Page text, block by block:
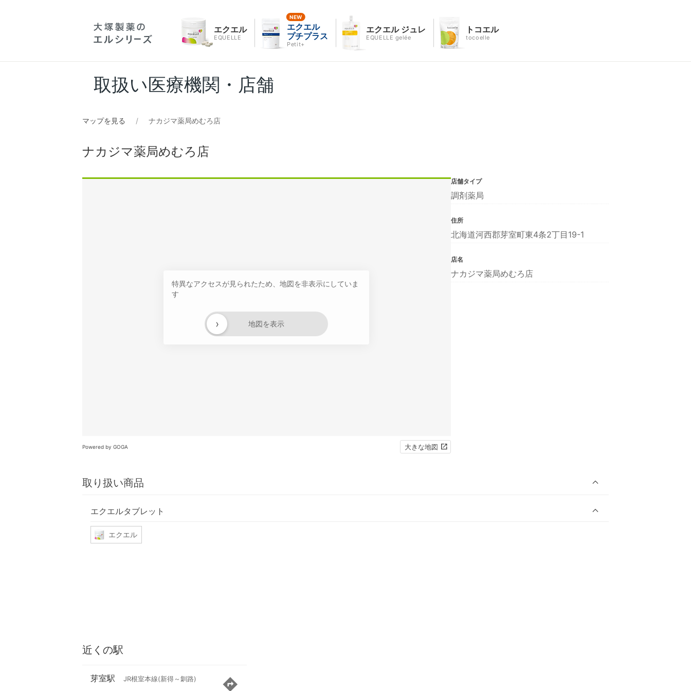
エクエル
EQUELLE
エクエル
プチプラス
Petit+
エクエル ジュレ
EQUELLE gelée
トコエル
tocoelle
取扱い医療機関・店舗
マップを見る ナカジマ薬局めむろ店
ナカジマ薬局めむろ店
特異なアクセスが見られたため、地図を非表示にしていま
す
地図を表示
›
Powered by GOGA 大きな地図
取り扱い商品
エクエルタブレット
エクエル
店舗タイプ
調剤薬局
住所
北海道河西郡芽室町東4条2丁目19-1
店名
ナカジマ薬局めむろ店
近くの駅
芽室駅 JR根室本線(新得～釧路)